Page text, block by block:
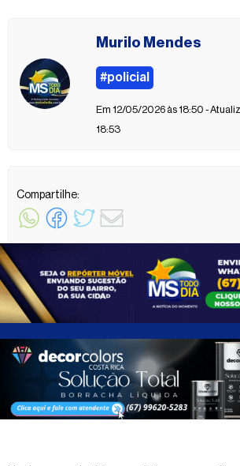
Murilo Mendes
#policial
Em 12/05/2026 às 18:50 -
18:53
Compartilhe: